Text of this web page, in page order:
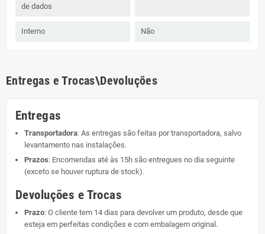
de dados
Interno Não
Entregas e Trocas\Devoluções
Entregas
Transportadora: As entregas são feitas por transportadora, salvo
levantamento nas instalações.
Prazos: Encomendas até às 15h são entregues no dia seguinte
(exceto se houver ruptura de stock).
Devoluções e Trocas
Prazo: O cliente tem 14 dias para devolver um produto, desde que
esteja em perfeitas condições e com embalagem original.